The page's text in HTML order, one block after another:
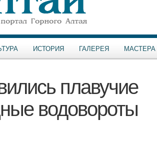
ИСТОРИЯ ГАЛЕРЕЯ МАСТЕРА
плавучие
водовороты